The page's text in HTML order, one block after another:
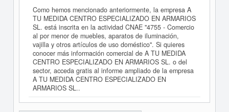
Como hemos mencionado anteriormente, la empresa A
TU MEDIDA CENTRO ESPECIALIZADO EN ARMARIOS
SL. está inscrita en la actividad CNAE "4755 - Comercio
al por menor de muebles, aparatos de iluminación,
vajilla y otros artículos de uso doméstico". Si quieres
conocer más información comercial de A TU MEDIDA
CENTRO ESPECIALIZADO EN ARMARIOS SL. o del
sector, acceda gratis al informe ampliado de la empresa
A TU MEDIDA CENTRO ESPECIALIZADO EN
ARMARIOS SL..